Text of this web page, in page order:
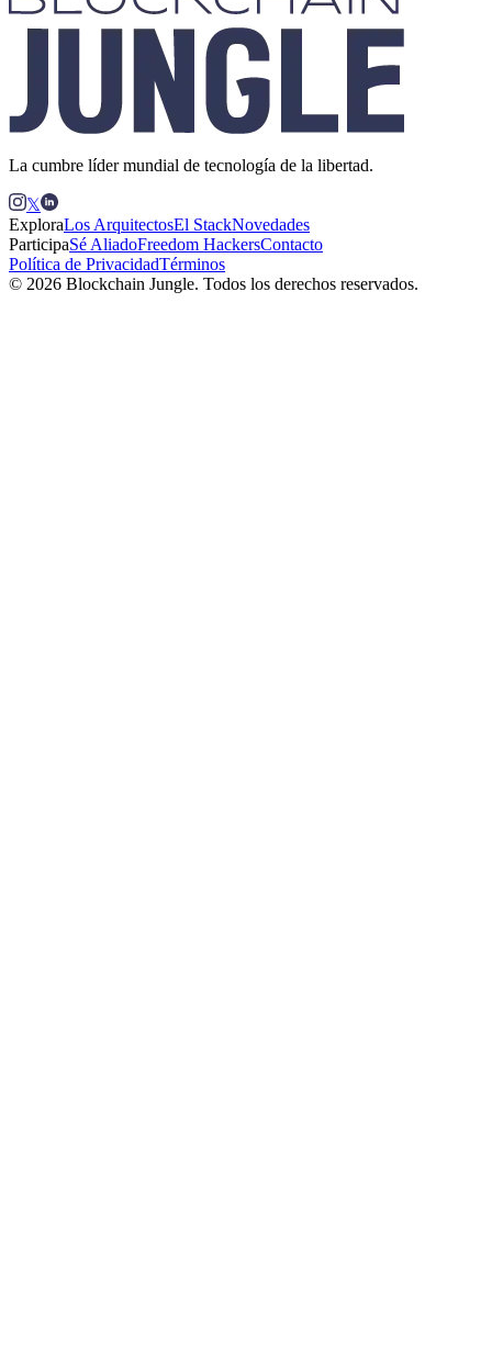
La cumbre líder mundial de tecnología de la libertad.
𝕏
ExploraLos ArquitectosEl StackNovedades
ParticipaSé AliadoFreedom HackersContacto
Política de PrivacidadTérminos
© 2026 Blockchain Jungle. Todos los derechos reservados.